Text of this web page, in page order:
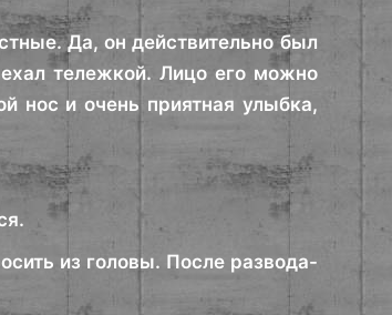
Да, он действительно был
тележкой. Лицо его можно
нос и очень приятная улыбка,
из головы. После развода-